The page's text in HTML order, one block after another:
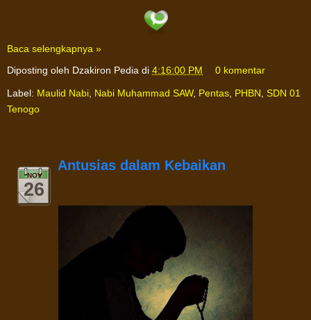
Baca selengkapnya »
Diposting oleh Dzakiron Pedia di 4:16:00 PM 0 komentar
Label: Maulid Nabi, Nabi Muhammad SAW, Pentas, PHBN, SDN 01
Tenogo
NOV
26
Antusias dalam Kebaikan